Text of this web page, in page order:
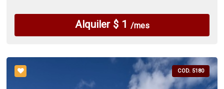
Alquiler $ 1 /mes
COD. 5180